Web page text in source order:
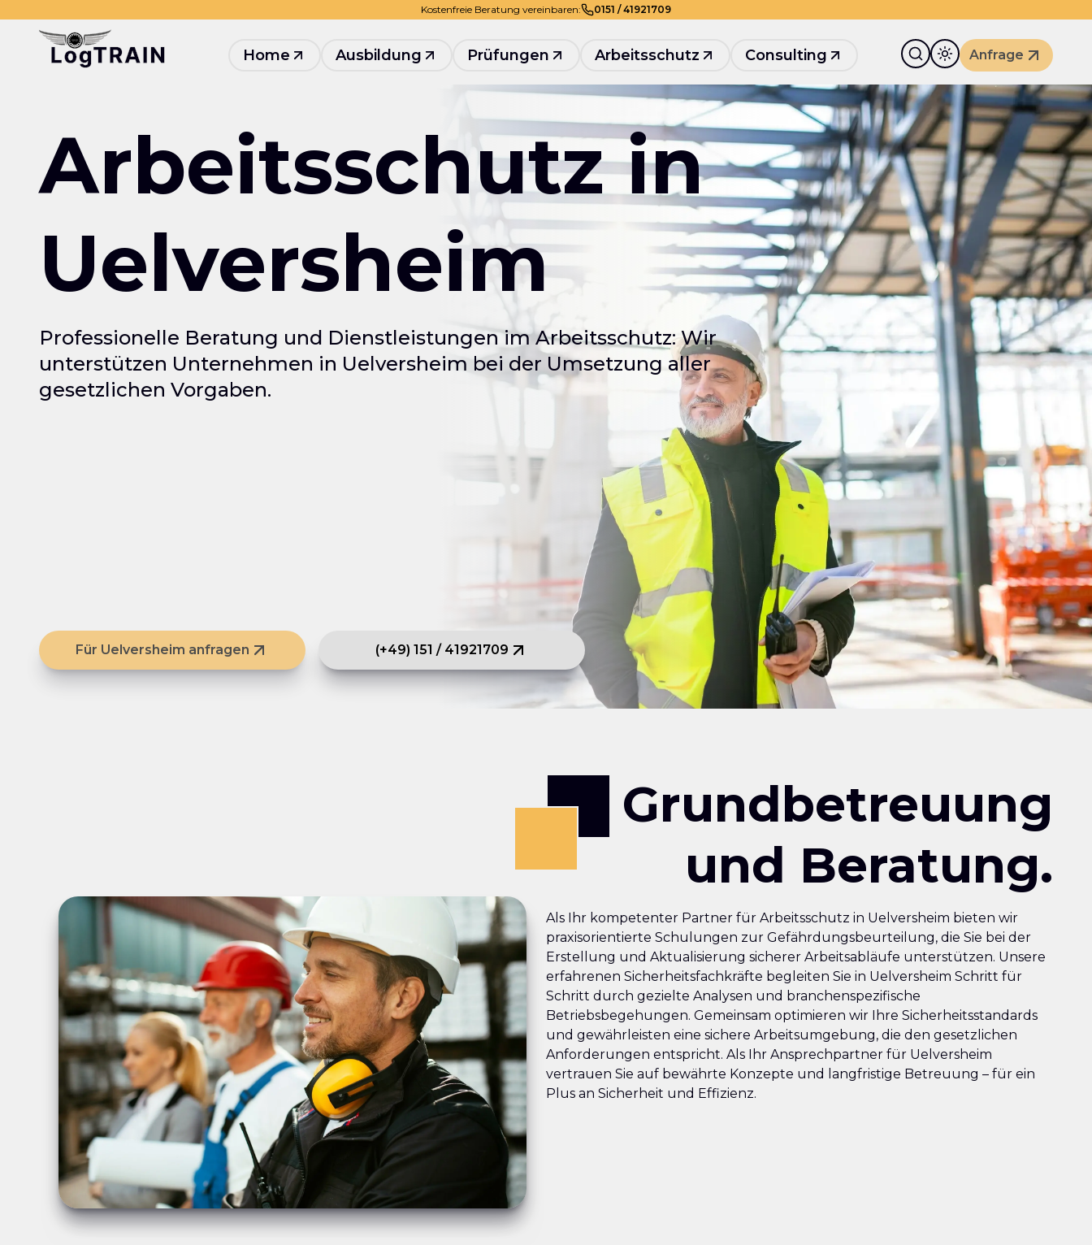
Kostenfreie Beratung vereinbaren: 0151 /41921709
Home Ausbildung Prüfungen Arbeitsschutz Consulting Anfrage
Arbeitsschutz in
Uelversheim
Professionelle Beratung und Dienstleistungen im Arbeitsschutz: Wir
unterstützen Unternehmen in Uelversheim bei der Umsetzung aller
gesetzlichen Vorgaben.
Für Uelversheim anfragen (+49) 151 / 41921709
Grundbetreuung
und Beratung.
Als Ihr kompetenter Partner für Arbeitsschutz in Uelversheim bieten wir
praxisorientierte Schulungen zur Gefährdungsbeurteilung, die Sie bei der
Erstellung und Aktualisierung sicherer Arbeitsabläufe unterstützen. Unsere
erfahrenen Sicherheitsfachkräfte begleiten Sie in Uelversheim Schritt für
Schritt durch gezielte Analysen und branchenspezifische
Betriebsbegehungen. Gemeinsam optimieren wir Ihre Sicherheitsstandards
und gewährleisten eine sichere Arbeitsumgebung, die den gesetzlichen
Anforderungen entspricht. Als Ihr Ansprechpartner für Uelversheim
vertrauen Sie auf bewährte Konzepte und langfristige Betreuung – für ein
Plus an Sicherheit und Effizienz.